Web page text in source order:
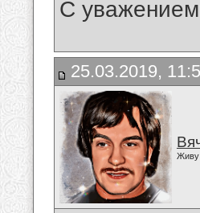
С
25.03.2019,
Живу